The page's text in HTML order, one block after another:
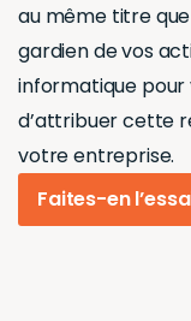
au même titre
gardien de vos
informatique pour
d’attribuer cette
votre entreprise.
Faites-en